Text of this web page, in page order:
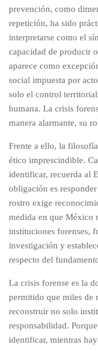
prevención, como
repetición, ha sido
interpretarse como el
capacidad de producir
aparece como
social impuesta por
solo el control
humana. La crisis
manera alarmante, su
Frente a ello, la
ético imprescindible.
identificar, recuerda al
obligación es
rostro exige
medida en que México
instituciones forenses,
investigación y
respecto del
La crisis forense es la
permitido que miles de
reconstruir no solo
responsabilidad.
identificar, mientras